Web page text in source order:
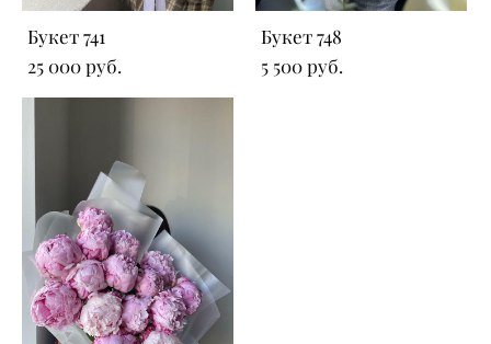
Букет 741
25 000 pуб.
Букет 748
5 500 pуб.